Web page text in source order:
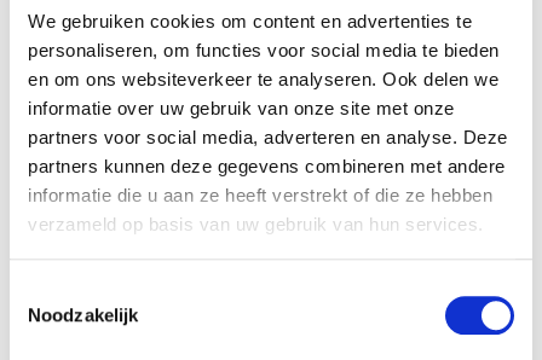
We gebruiken cookies om content en advertenties te
personaliseren, om functies voor social media te bieden
en om ons websiteverkeer te analyseren. Ook delen we
informatie over uw gebruik van onze site met onze
partners voor social media, adverteren en analyse. Deze
partners kunnen deze gegevens combineren met andere
informatie die u aan ze heeft verstrekt of die ze hebben
verzameld op basis van uw gebruik van hun services.
Noodzakelijk
MAMA THIRZA VLOG: OP
VAKANTIE & TWEE ZIEKE
KINDEREN
MAMA CARMEN VLOG:
SCHOLEN ZIJN WEER
BEGONNEN & TANDEN BLEKEN